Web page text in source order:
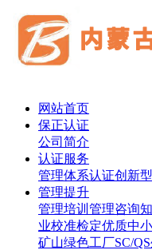
网站首页
保正认证
公司简介
认证服务
管理体系认证创新
管理提升
管理培训 管理咨询
业校准检定优质中
矿山绿色工厂SC/